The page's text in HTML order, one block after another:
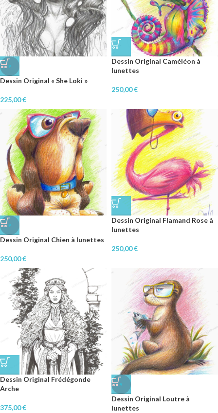
♥
Dessin Original « She Loki »
225,00€
Dessin Original Caméléon à
lunettes
250,00€
♥
Dessin Original Chien à lunettes
250,00€
Dessin Original Flamand Rose à
lunettes
250,00€
Dessin Original Frédégonde
Arche
375,00€
♥
Dessin Original Loutre à
lunettes